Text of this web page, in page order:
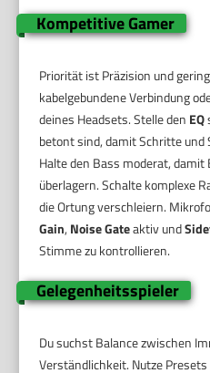
Kompetitive Gamer
Priorität ist Präzision und
kabelgebundene Verbindung
deines Headsets. Stelle den EQ
betont sind, damit Schritte
Halte den Bass moderat,
überlagern. Schalte komplexe
die Ortung verschleiern.
Gain, Noise Gateaktiv und
Stimme zu kontrollieren.
Gelegenheitsspieler
Du suchst Balance zwischen
Verständlichkeit. Nutze